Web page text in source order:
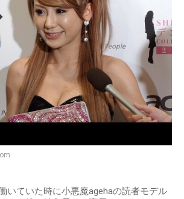
いていた時に小悪魔agehaの読者モデル